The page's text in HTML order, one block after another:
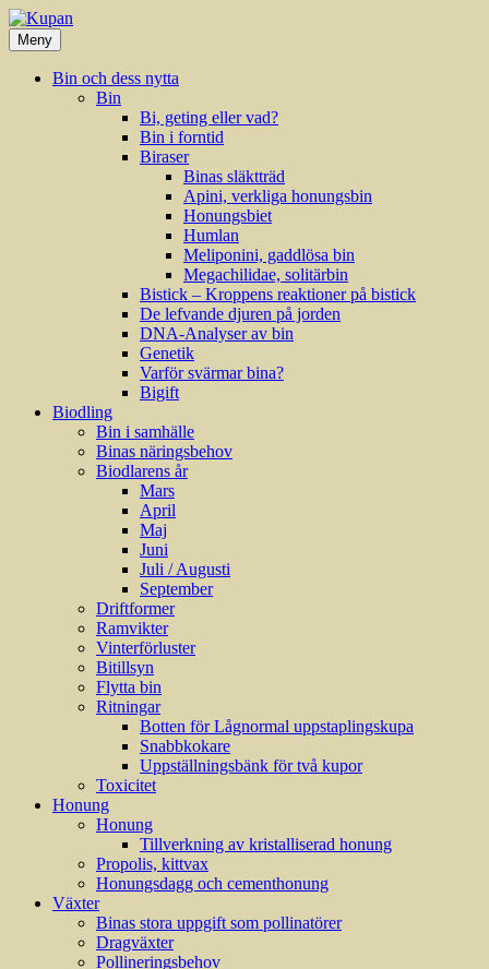
Hoppa
till
innehåll
Meny
Bin och dess nytta
Bin
Bi, geting eller vad?
Bin i forntid
Biraser
Binas släktträd
Apini, verkliga honungsbin
Honungsbiet
Humlan
Meliponini, gaddlösa bin
Megachilidae, solitärbin
Bistick – Kroppens reaktioner på bistick
De lefvande djuren på jorden
DNA-Analyser av bin
Genetik
Varför svärmar bina?
Bigift
Biodling
Bin i samhälle
Binas näringsbehov
Biodlarens år
Mars
April
Maj
Juni
Juli / Augusti
September
Driftformer
Ramvikter
Vinterförluster
Bitillsyn
Flytta bin
Ritningar
Botten för Lågnormal uppstaplingskupa
Snabbkokare
Uppställningsbänk för två kupor
Toxicitet
Honung
Honung
Tillverkning av kristalliserad honung
Propolis, kittvax
Honungsdagg och cementhonung
Växter
Binas stora uppgift som pollinatörer
Dragväxter
Pollineringsbehov